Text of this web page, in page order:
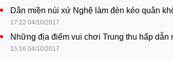
Dân miền núi xứ Nghệ làm đèn kéo quân
17:22 04/10/2017
Những địa điểm vui chơi Trung thu hấp dẫn
15:16 04/10/2017